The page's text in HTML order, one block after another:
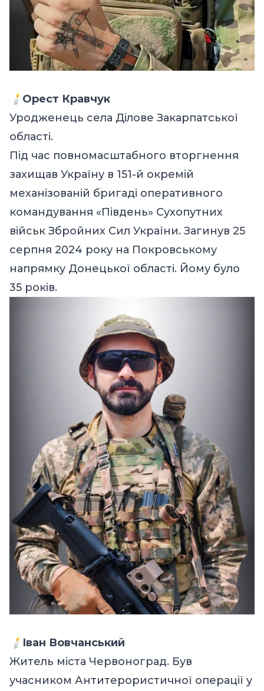
🕯️ Орест Кравчук
Уродженець села Ділове Закарпатської
області.
Під час повномасштабного вторгнення
захищав Україну в 151-й окремій
механізованій бригаді оперативного
командування «Південь» Сухопутних
військ Збройних Сил України. Загинув 25
серпня 2024 року на Покровському
напрямку Донецької області. Йому було
35 років.
🕯️ Іван Вовчанський
Житель міста Червоноград. Був
учасником Антитерористичної операції у